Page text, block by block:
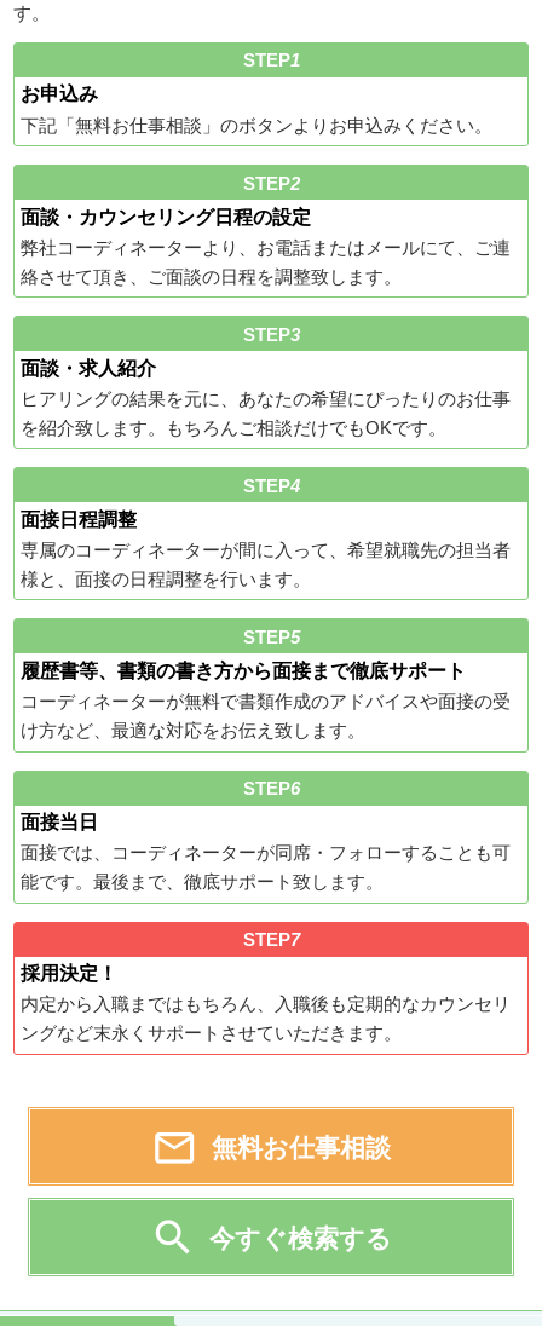
す。
STEP1
お申込み
下記「無料お仕事相談」のボタンよりお申込みください。
STEP2
面談・カウンセリング日程の設定
弊社コーディネーターより、お電話またはメールにて、ご連
絡させて頂き、ご面談の日程を調整致します。
STEP3
面談・求人紹介
ヒアリングの結果を元に、あなたの希望にぴったりのお仕事
を紹介致します。もちろんご相談だけでもOKです。
STEP4
面接日程調整
専属のコーディネーターが間に入って、希望就職先の担当者
様と、面接の日程調整を行います。
STEP5
履歴書等、書類の書き方から面接まで徹底サポート
コーディネーターが無料で書類作成のアドバイスや面接の受
け方など、最適な対応をお伝え致します。
STEP6
面接当日
面接では、コーディネーターが同席・フォローすることも可
能です。最後まで、徹底サポート致します。
STEP7
採用決定！
内定から入職まではもちろん、入職後も定期的なカウンセリ
ングなど末永くサポートさせていただきます。
 無料お仕事相談
 今すぐ検索する